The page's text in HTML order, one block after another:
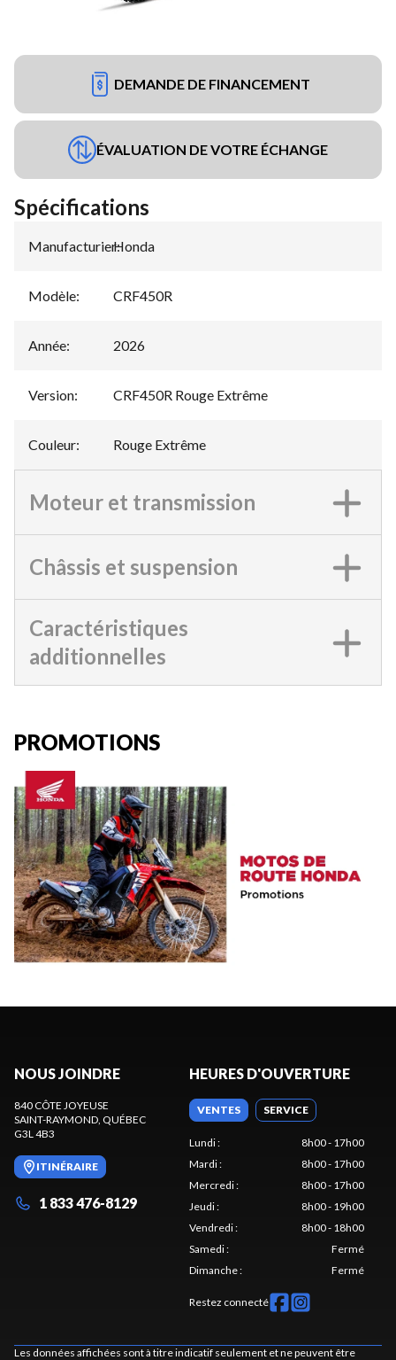
DEMANDE DE FINANCEMENT
ÉVALUATION DE VOTRE ÉCHANGE
Spécifications
Manufacturier:
Honda
Modèle: CRF450R
Année: 2026
Version: CRF450R Rouge Extrême
Couleur: Rouge Extrême
Moteur et transmission
Châssis et suspension
Caractéristiques
additionnelles
PROMOTIONS
NOUS JOINDRE
840 CÔTE JOYEUSE
SAINT-RAYMOND, QUÉBEC
G3L 4B3
ITINÉRAIRE
1 833 476-8129
HEURES D'OUVERTURE
VENTES SERVICE
Lundi:
8h00 - 17h00
Mardi:
8h00 - 17h00
Mercredi:
8h00 - 17h00
Jeudi:
8h00 - 19h00
Vendredi:
8h00 - 18h00
Samedi:
Fermé
Dimanche: Fermé
Restez connecté
Les données affichées sont à titre indicatif seulement et ne peuvent être